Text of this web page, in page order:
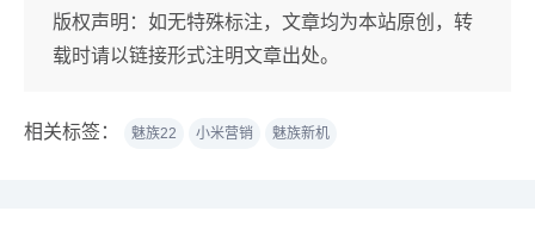
版权声明： 如无特殊标注，文章均为本站原创，转
载时请以链接形式注明文章出处。
相关标签： 魅族22 小米营销 魅族新机